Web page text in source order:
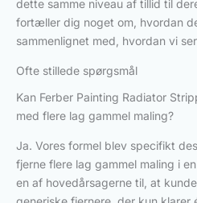
dette samme niveau af tillid til
fortæller dig noget om, hvordan
sammenlignet med, hvordan vi
Ofte stillede spørgsmål
Kan Ferber Painting Radiator
med flere lag gammel maling?
Ja. Vores formel blev specifikt
fjerne flere lag gammel maling i
en af hovedårsagerne til, at